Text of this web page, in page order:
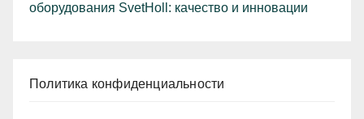
оборудования SvetHoll: качество и инновации
Политика конфиденциальности